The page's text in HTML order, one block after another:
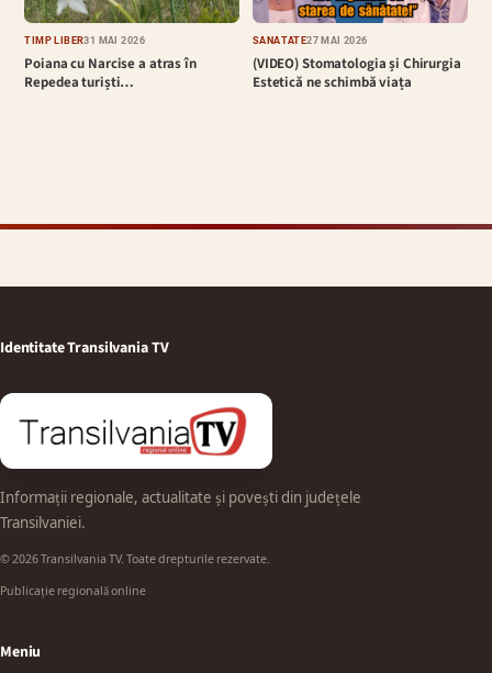
TIMP LIBER31 MAI 2026
Poiana cu Narcise a atras în
Repedea turiști…
SĂNĂTATE27 MAI 2026
(VIDEO) Stomatologia și Chirurgia
Estetică ne schimbă viața
Identitate Transilvania TV
Informații regionale, actualitate și povești din județele
Transilvaniei.
© 2026 Transilvania TV. Toate drepturile rezervate.
Publicație regională online
Meniu